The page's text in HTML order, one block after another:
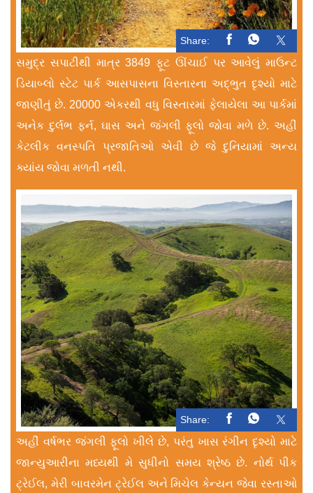
Share:
સમુદ્ર સપાટીથી માત્ર 3849 ફૂટ ઊંચાઈ પર આવેલું માઉન્ટ
ડિયાબ્લો સ્ટેટ પાર્ક આસપાસના વિસ્તારના અદ્ભુત દૃશ્યો માટે
જાણીતું છે. 20000 એકરથી વધુ વિસ્તારમાં ફેલાયેલા આ પાર્કમાં
અનેક દુર્લભ ફર્ન, ઘાસ અને જંગલી ફૂલો જોવા મળે છે. અહીં
કેટલીક વનસ્પતિ પ્રજાતિઓ એવી છે જે દુનિયામાં અન્ય
ક્યાંય જોવા મળતી નથી.
Share:
અહીં વર્ષભર જંગલી ફૂલો ખીલે છે, પરંતુ ખાસ રંગીન દૃશ્યો માટે
જાન્યુઆરીના મધ્યથી મે સુધીનો સમય શ્રેષ્ઠ છે. નોર્થ પીક
ટ્રેઈલ, મેરી બાવરમેન ટ્રેઈલ અને મિચેલ કેન્યન જેવા રસ્તાઓ